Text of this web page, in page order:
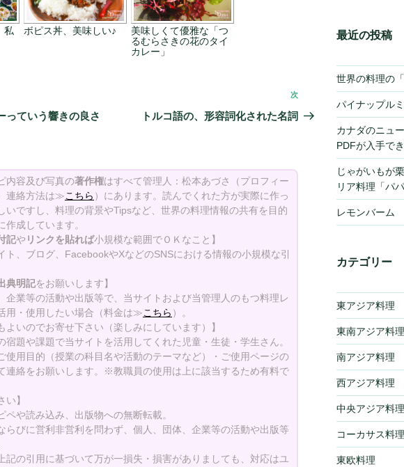
私
ボピス丼、美味しい♪
美味しくて優雅な「つ
るむらさきの花のタイ
カレー」
っていう響きの良さ
次
の
次
トルコ語の、形容詞化された名詞
内容及び写真の著作権はすべて管理人：松本あづさ（プロフィー
連絡方法は≫こちら ）にあります。読んでくれた方が実際に作っ
いですし、料理の背景やTipsなど、世界の料理情報の共有を目的
作成しています。
記やリンクを貼れば小規模な範囲でＯＫなこと】
ト、ブログ、FacebookやXなどのSNSにおける情報の小規模な引
典明記をお願いします】
企業等の活動や出版等で、当サイトおよび当管理人のもつ料理レ
用・使用したい場合（料金は≫こちら ）。
よいのでお寄せ下さい（楽しみにしています）】
宿題や課題で当サイトを活用してくれた児童・生徒・学生さん。
使用目的（授業の科目名や活動のテーマなど）・ご使用ページの
連絡をお願いします。※教職員の使用は上に該当するため有料で
い】
ペや読み込み、出版物への無断転載。
らびに営利非営利を問わず、個人、団体、企業等の活動や出版等
記の引用に基づいて万が一損失・損害がありましても、対応はユ
最近の投稿
世界の料理の
パイナップル
カナダのニュ
PDFが入手で
じゃがいもが
リア料理「パ
レモンバーム
カテゴリー
東アジア料理
東南アジア料理
南アジア料理
西アジア料理
中央アジア料理
コーカサス料理
東欧料理